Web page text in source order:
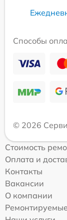
Способы
© 2026
Стоимость
Оплата и
Контакты
Вакансии
О компании